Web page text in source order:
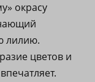
окрасу
лилию.
цветов и